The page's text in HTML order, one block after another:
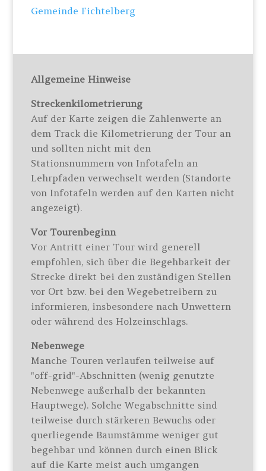
Gemeinde Fichtelberg
Allgemeine Hinweise
Streckenkilometrierung
Auf der Karte zeigen die Zahlenwerte an
dem Track die Kilometrierung der Tour an
und sollten nicht mit den
Stationsnummern von Infotafeln an
Lehrpfaden verwechselt werden (Standorte
von Infotafeln werden auf den Karten nicht
angezeigt).
Vor Tourenbeginn
Vor Antritt einer Tour wird generell
empfohlen, sich über die Begehbarkeit der
Strecke direkt bei den zuständigen Stellen
vor Ort bzw. bei den Wegebetreibern zu
informieren, insbesondere nach Unwettern
oder während des Holzeinschlags.
Nebenwege
Manche Touren verlaufen teilweise auf
"off-grid"-Abschnitten (wenig genutzte
Nebenwege außerhalb der bekannten
Hauptwege). Solche Wegabschnitte sind
teilweise durch stärkeren Bewuchs oder
querliegende Baumstämme weniger gut
begehbar und können durch einen Blick
auf die Karte meist auch umgangen